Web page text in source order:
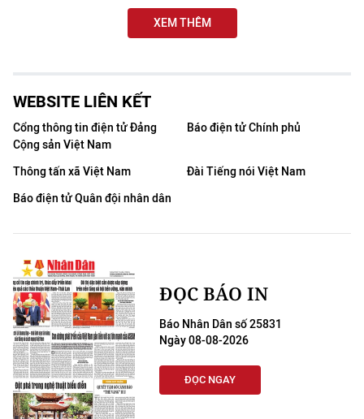
XEM THÊM
WEBSITE LIÊN KẾT
Cổng thông tin điện tử Đảng
Cộng sản Việt Nam
Báo điện tử Chính phủ
Thông tấn xã Việt Nam
Đài Tiếng nói Việt Nam
Báo điện tử Quân đội nhân dân
ĐỌC BÁO IN
Báo Nhân Dân số 25831
Ngày 08-08-2026
ĐỌC NGAY